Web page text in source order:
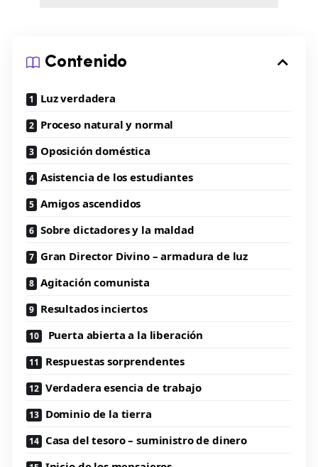
Contenido
Luz verdadera
Proceso natural y normal
Oposición doméstica
Asistencia de los estudiantes
Amigos ascendidos
Sobre dictadores y la maldad
Gran Director Divino – armadura de luz
Agitación comunista
Resultados inciertos
Puerta abierta a la liberación
Respuestas sorprendentes
Verdadera esencia de trabajo
Dominio de la tierra
Casa del tesoro – suministro de dinero